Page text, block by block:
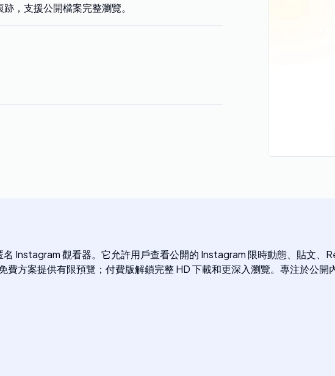
，支援公開檔案完整瀏覽。
Instagram 觀看器。它允許用戶查看公開的 Instagram 限時動態、貼文
方案提供有限預覽；付費版解鎖完整 HD 下載和更深入瀏覽。專注於公開